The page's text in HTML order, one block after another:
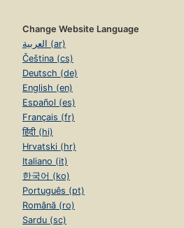
Change Website Language
العربية (ar)
Čeština (cs)
Deutsch (de)
English (en)
Español (es)
Français (fr)
हिंदी (hi)
Hrvatski (hr)
Italiano (it)
한국어 (ko)
Português (pt)
Română (ro)
Sardu (sc)